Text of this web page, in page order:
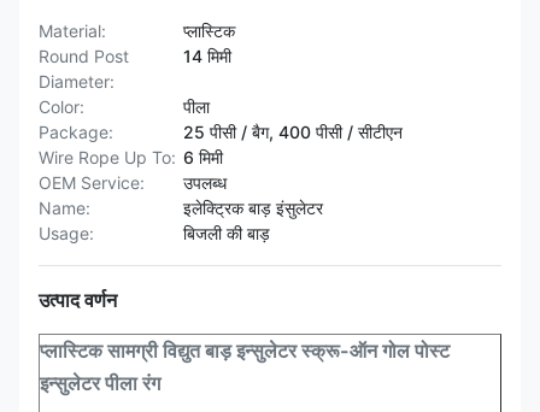
Material:
प्लास्टिक
Round Post
Diameter:
14 मिमी
Color:
पीला
Package:
25 पीसी / बैग, 400 पीसी / सीटीएन
Wire Rope Up To: 6 मिमी
OEM Service:
उपलब्ध
Name:
इलेक्ट्रिक बाड़ इंसुलेटर
Usage:
बिजली की बाड़
उत्पाद वर्णन
प्लास्टिक सामग्री विद्युत बाड़ इन्सुलेटर स्क्रू-ऑन गोल पोस्ट
इन्सुलेटर पीला रंग